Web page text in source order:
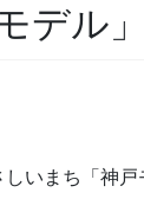
デル
いまち「神戸